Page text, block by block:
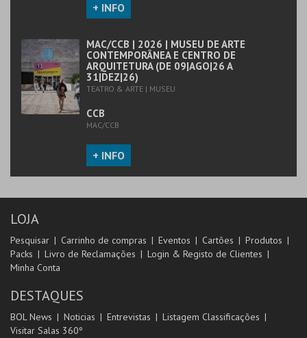
+ INFO
MAC/CCB | 2026 | MUSEU DE ARTE
CONTEMPORÂNEA E CENTRO DE
ARQUITETURA (DE 09|AGO|26 A
31|DEZ|26)
TEATRO & ARTE | MUSEU
CCB
MAC/CCB
+ INFO
LOJA
Pesquisar Carrinho de compras Eventos Cartões
Produtos
Packs
Livro de Reclamações
Login & Registo de Clientes
Minha Conta
DESTAQUES
BOL News Noticias Entrevistas
Listagem Classificações
Visitar Salas 360º